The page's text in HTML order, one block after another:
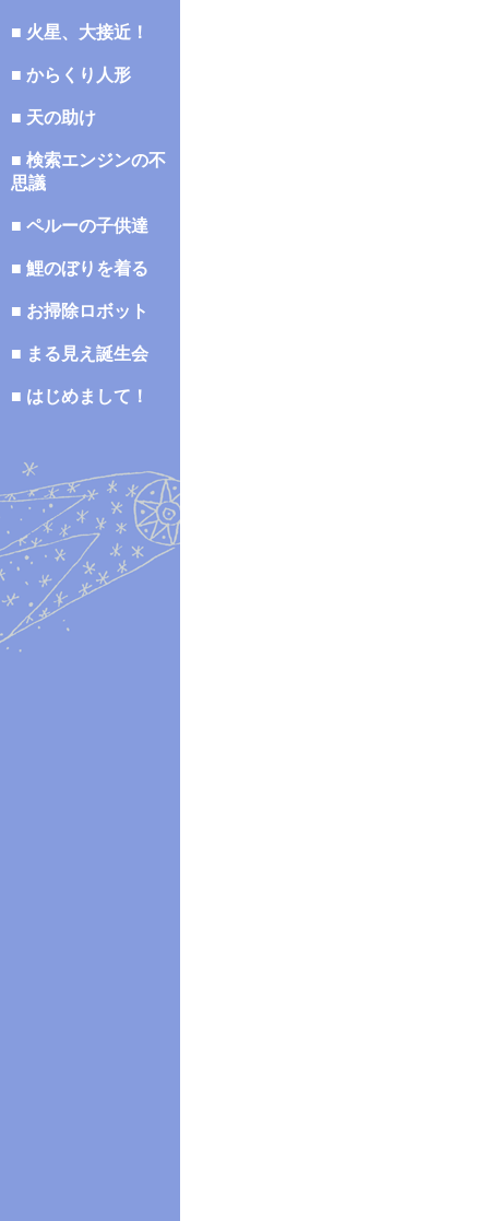
■ 火星、大接近！
■ からくり人形
■ 天の助け
■ 検索エンジンの不
思議
■ ペルーの子供達
■ 鯉のぼりを着る
■ お掃除ロボット
■ まる見え誕生会
■ はじめまして！